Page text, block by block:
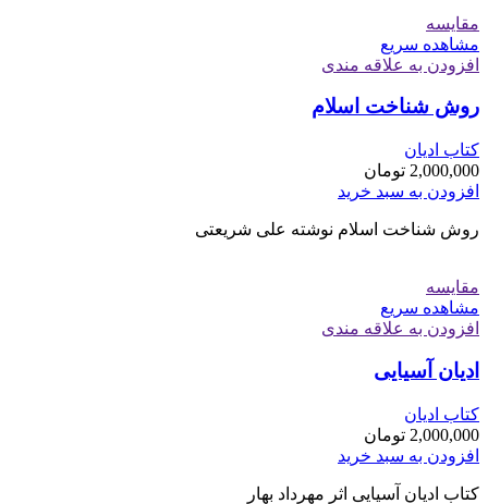
مقایسه
مشاهده سریع
افزودن به علاقه مندی
روش شناخت اسلام
کتاب ادیان
2,000,000 تومان
افزودن به سبد خرید
روش شناخت اسلام نوشته علی شریعتی
مقایسه
مشاهده سریع
افزودن به علاقه مندی
ادیان آسیایی
کتاب ادیان
2,000,000 تومان
افزودن به سبد خرید
کتاب ادیان آسیایی اثر مهرداد بهار